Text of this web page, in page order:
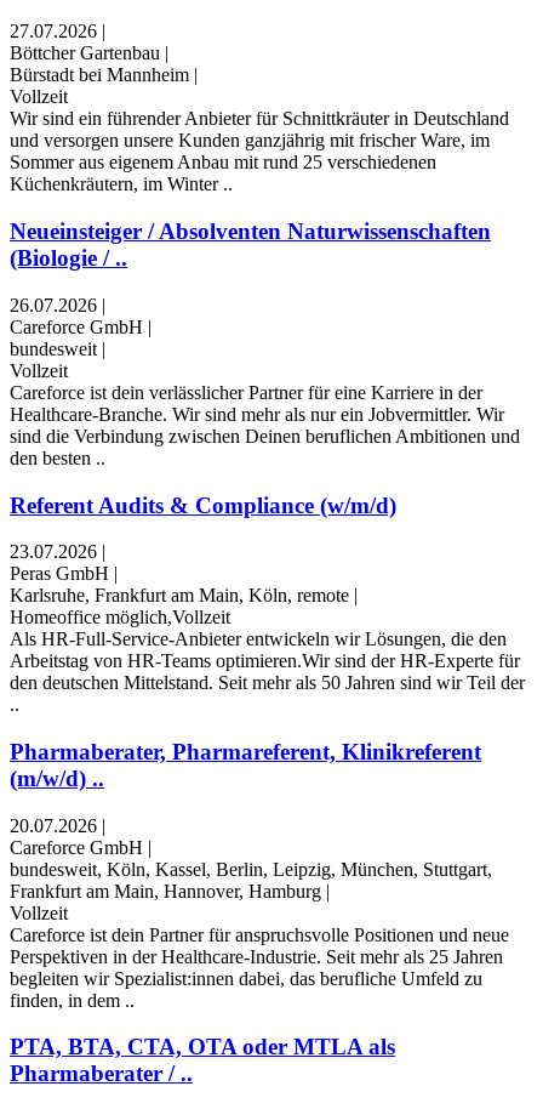
27.07.2026 |
Böttcher Gartenbau |
Bürstadt bei Mannheim |
Vollzeit
Wir sind ein führender Anbieter für Schnittkräuter in Deutschland
und versorgen unsere Kunden ganzjährig mit frischer Ware, im
Sommer aus eigenem Anbau mit rund 25 verschiedenen
Küchenkräutern, im Winter ..
Neueinsteiger / Absolventen Naturwissenschaften
(Biologie / ..
26.07.2026 |
Careforce GmbH |
bundesweit |
Vollzeit
Careforce ist dein verlässlicher Partner für eine Karriere in der
Healthcare-Branche. Wir sind mehr als nur ein Jobvermittler. Wir
sind die Verbindung zwischen Deinen beruflichen Ambitionen und
den besten ..
Referent Audits & Compliance (w/m/d)
23.07.2026 |
Peras GmbH |
Karlsruhe, Frankfurt am Main, Köln, remote |
Homeoffice möglich,Vollzeit
Als HR-Full-Service-Anbieter entwickeln wir Lösungen, die den
Arbeitstag von HR-Teams optimieren.Wir sind der HR-Experte für
den deutschen Mittelstand. Seit mehr als 50 Jahren sind wir Teil der
..
Pharmaberater, Pharmareferent, Klinikreferent
(m/w/d) ..
20.07.2026 |
Careforce GmbH |
bundesweit, Köln, Kassel, Berlin, Leipzig, München, Stuttgart,
Frankfurt am Main, Hannover, Hamburg |
Vollzeit
Careforce ist dein Partner für anspruchsvolle Positionen und neue
Perspektiven in der Healthcare-Industrie. Seit mehr als 25 Jahren
begleiten wir Spezialist:innen dabei, das berufliche Umfeld zu
finden, in dem ..
PTA, BTA, CTA, OTA oder MTLA als
Pharmaberater / ..